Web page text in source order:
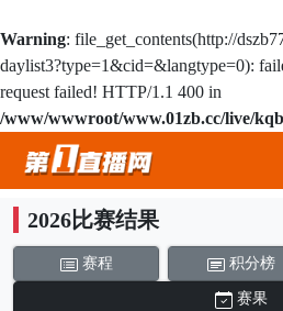
Warning: file_get_contents(http://
daylist3?type=1&cid=&langtype=0):
request failed! HTTP/1.1 400 in
/www/wwwroot/www.01zb.cc/live/
2026比赛结果
赛程 积分榜
赛果